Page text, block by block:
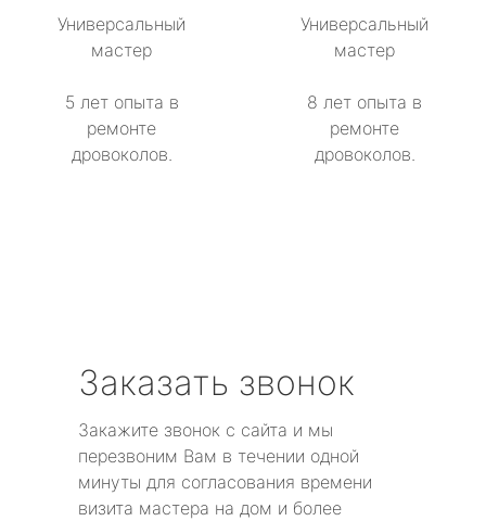
Универсальный
мастер
5 лет опыта в
ремонте
дровоколов.
Универсальный
мастер
8 лет опыта в
ремонте
дровоколов.
Заказать звонок
Закажите звонок с сайта и мы
перезвоним Вам в течении одной
минуты для согласования времени
визита мастера на дом и более